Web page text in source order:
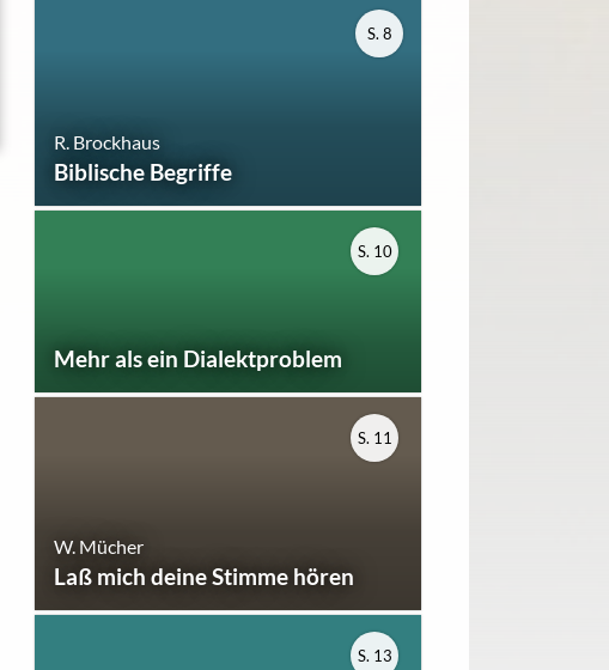
R. Brockhaus
Biblische Begriffe
S. 8
Mehr als ein Dialektproblem
S. 10
W. Mücher
Laß mich deine Stimme hören
S. 11
S. 13